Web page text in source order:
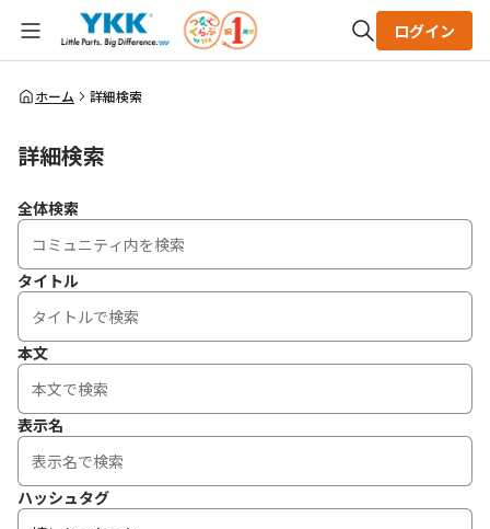
全体検索
ログイン
ホーム 詳細検索
詳細検索
全体検索
タイトル
本文
表示名
ハッシュタグ